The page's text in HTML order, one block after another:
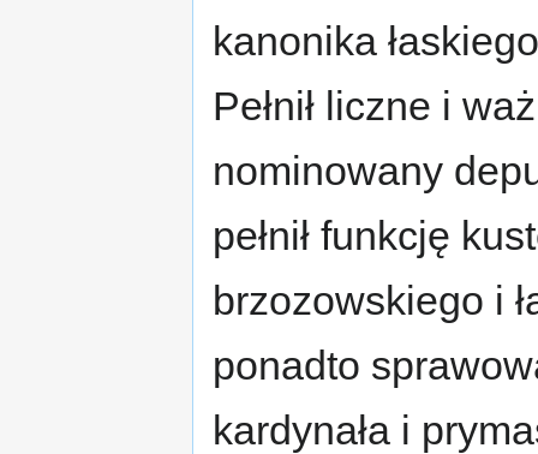
kanonika
Pełnił liczne i
nominowany
pełnił funkcję
brzozowskiego i
ponadto
kardynała i